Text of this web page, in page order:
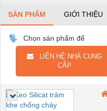
SẢN PHẨM GIỚI THIỆU
Chọn sản phẩm để
LIÊN HỆ NHÀ CUNG
CẤP